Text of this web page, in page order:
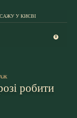
У КИЄВІ
0
робити